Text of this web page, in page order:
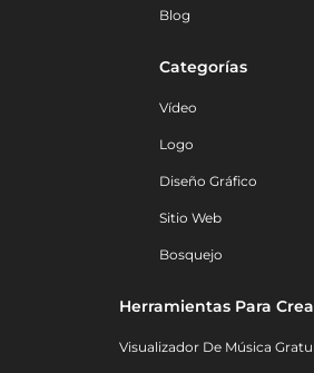
Blog
Categorías
Vídeo
Logo
Diseño Gráfico
Sitio Web
Bosquejo
Herramientas Para
Visualizador De Música